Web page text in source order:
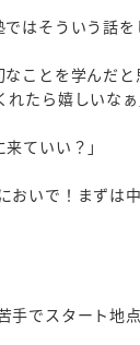
はそういう話
ことを学んだ
たら嬉しいなぁ
ていい？」
いで！まずは
でスタート地